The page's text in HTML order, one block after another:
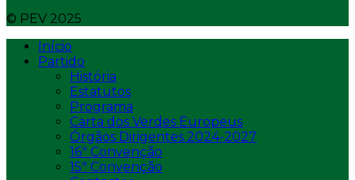
© PEV 2025
Início
Partido
História
Estatutos
Programa
Carta dos Verdes Europeus
Órgãos Dirigentes 2024-2027
16ª Convenção
15ª Convenção